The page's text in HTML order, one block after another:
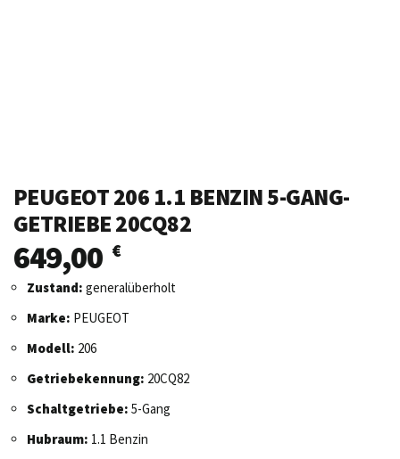
PEUGEOT 206 1.1 BENZIN 5-GANG-
GETRIEBE 20CQ82
649,00 €
Zustand: generalüberholt
Marke: PEUGEOT
Modell: 206
Getriebekennung: 20CQ82
Schaltgetriebe: 5-Gang
Hubraum: 1.1 Benzin